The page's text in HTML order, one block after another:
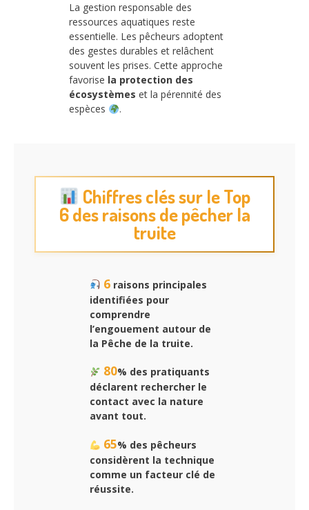
La gestion responsable des
ressources aquatiques reste
essentielle. Les pêcheurs adoptent
des gestes durables et relâchent
souvent les prises. Cette approche
favorise la protection des
écosystèmes et la pérennité des
espèces
.
Chiffres clés sur le Top
6 des raisons de pêcher la
truite
6raisons principales
identifiées pour
comprendre
l’engouement autour de
la Pêche de la truite.
80% des pratiquants
déclarent rechercher le
contact avec la nature
avant tout.
65% des pêcheurs
considèrent la technique
comme un facteur clé de
réussite.